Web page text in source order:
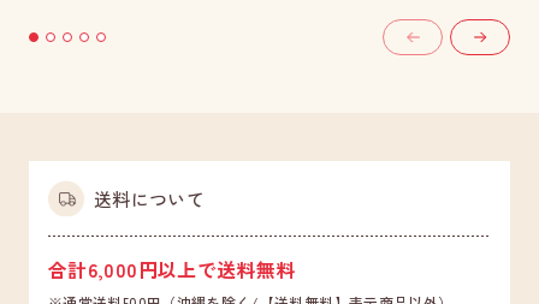
送料について
合計6,000円以上で送料無料